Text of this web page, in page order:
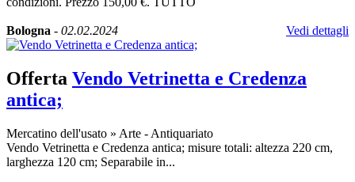
Bologna - 02.02.2024 Vedi dettagli
Offerta Vendo Vetrinetta e Credenza
antica;
Mercatino dell'usato » Arte - Antiquariato
Vendo Vetrinetta e Credenza antica; misure totali: altezza 220 cm,
larghezza 120 cm; Separabile in...